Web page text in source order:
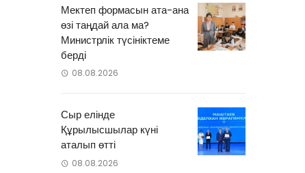
Мектеп формасын ата-ана
өзі таңдай ала ма?
Министрлік түсініктеме
берді
08.08.2026
Сыр елінде
Құрылысшылар күні
аталып өтті
08.08.2026